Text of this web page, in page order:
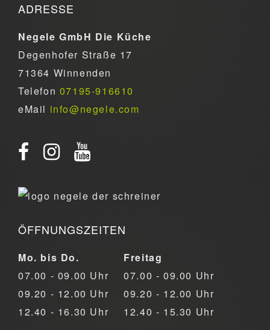
ADRESSE
Negele GmbH Die Küche
Degenhofer Straße 17
71364 Winnenden
Telefon 07195-916610
eMail info@negele.com
ÖFFNUNGSZEITEN
Mo. bis Do.
07.00 - 09.00 Uhr
09.20 - 12.00 Uhr
12.40 - 16.30 Uhr
Freitag
07.00 - 09.00 Uhr
09.20 - 12.00 Uhr
12.40 - 15.30 Uhr